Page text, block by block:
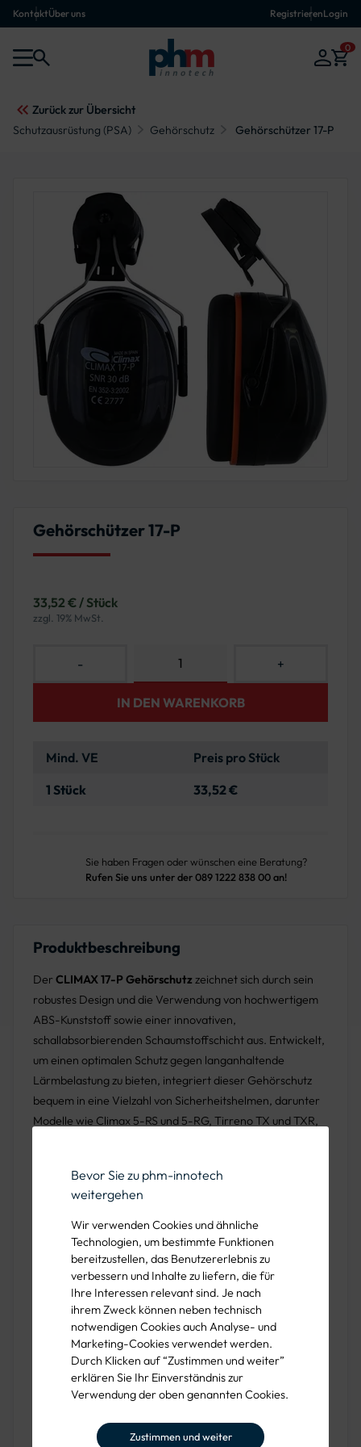
KontaktÜber uns RegistrierenLogin
0
Zurück zur Übersicht
Schutzausrüstung (PSA)
Gehörschutz Gehörschützer 17-P
Bevor Sie zu phm-innotech
weitergehen
Wir verwenden Cookies und ähnliche
Technologien, um bestimmte Funktionen
bereitzustellen, das Benutzererlebnis zu
verbessern und Inhalte zu liefern, die für
Ihre Interessen relevant sind. Je nach
ihrem Zweck können neben technisch
notwendigen Cookies auch Analyse- und
Marketing-Cookies verwendet werden.
Durch Klicken auf “Zustimmen und weiter”
erklären Sie Ihr Einverständnis zur
Verwendung der oben genannten Cookies.
Zustimmen und weiter
Gehörschützer 17-P
33,52 € / Stück
zzgl. 19% MwSt.
- +
IN DEN WARENKORB
Mind. VE
Preis pro Stück
1 Stück
33,52 €
Sie haben Fragen oder wünschen eine Beratung?
Rufen Sie uns unter der 089 1222 838 00 an!
Produktbeschreibung
Der CLIMAX 17-P Gehörschutz zeichnet sich durch sein
robustes Design und die Verwendung von hochwertigem
ABS-Kunststoff sowie einer innovativen,
schallabsorbierenden Schaumstoffschicht aus. Entwickelt,
um einen optimalen Schutz gegen langanhaltende
Lärmbelastung zu bieten, integriert dieser Gehörschutz
bequem in eine Vielzahl von Sicherheitshelmen, darunter
Modelle wie Climax 5-RS und 5-RG, Tirreno TX und TXR,
Eine Besonderheit des
352-3:2002
, die spezifische Anforderungen für
Gehörschutzkombinationen mit Helmen festlegt, sowie
13819-1:2002undEN 13819-2:2002, die die physikalische
und mechanische Leistung definieren. Zusätzlich
entspricht er den NormenEN 24869-1:1992und
4869-3:1995 , welche akustische Prüfmethoden für
Gehörschützer vorschreiben. Seine Konformität mit der
EU-Verordnung 2016/425bestätigt die Einhaltung
höchster Sicherheitsstandards.
SNR-Wert von 30 dB
bietet der CLIMAX 17-P